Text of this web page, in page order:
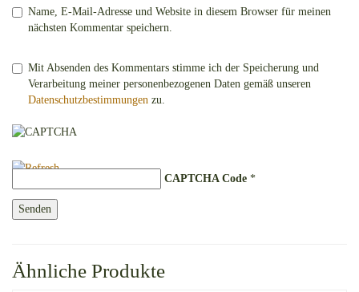
Name, E-Mail-Adresse und Website in diesem Browser für meinen
nächsten Kommentar speichern.
Mit Absenden des Kommentars stimme ich der Speicherung und
Verarbeitung meiner personenbezogenen Daten gemäß unseren
Datenschutzbestimmungen zu.
CAPTCHA Code *
Ähnliche Produkte